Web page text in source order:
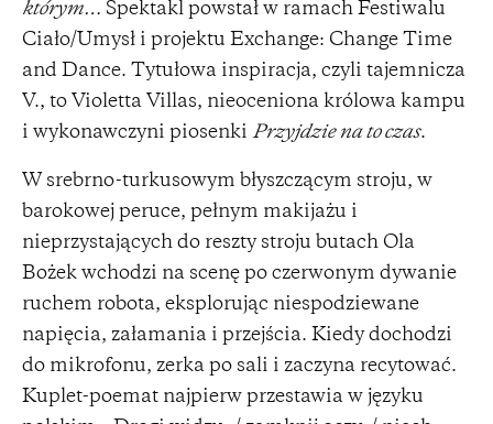
którym… Spektakl powstał w ramach Festiwalu
Ciało/Umysł i projektu Exchange: Change Time
and Dance. Tytułowa inspiracja, czyli tajemnicza
V., to Violetta Villas, nieoceniona królowa kampu
i wykonawczyni piosenki Przyjdzie na to czas.
W srebrno-turkusowym błyszczącym stroju, w
barokowej peruce, pełnym makijażu i
nieprzystających do reszty stroju butach Ola
Bożek wchodzi na scenę po czerwonym dywanie
ruchem robota, eksplorując niespodziewane
napięcia, załamania i przejścia. Kiedy dochodzi
do mikrofonu, zerka po sali i zaczyna recytować.
Kuplet-poemat najpierw przestawia w języku